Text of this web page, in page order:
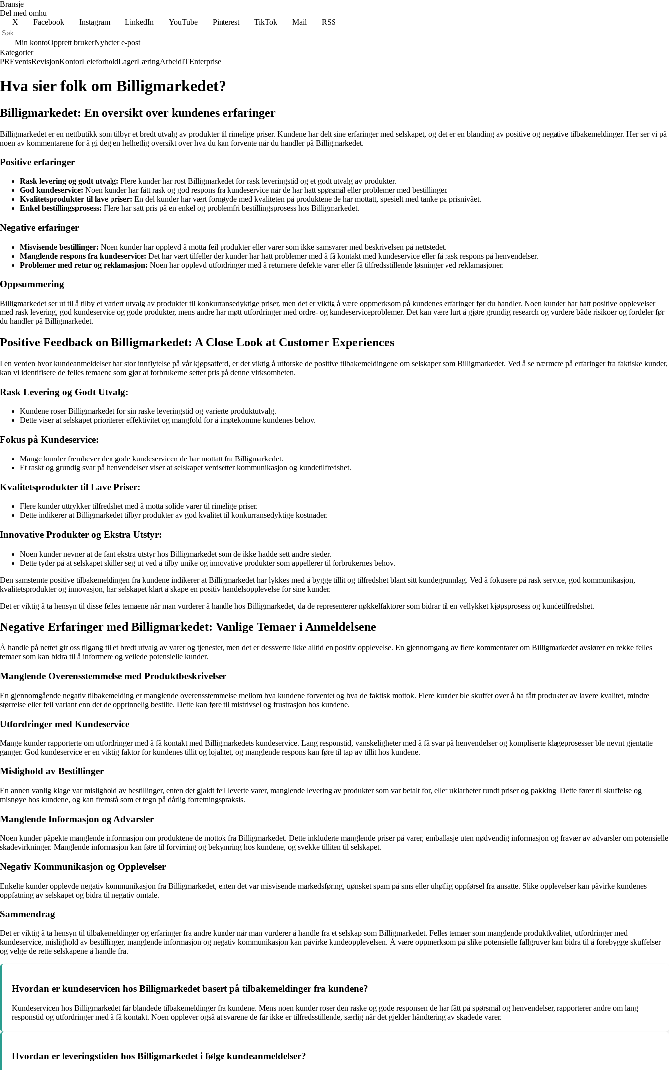
Bransje
Del med omhu
X
Facebook Instagram LinkedIn YouTube Pinterest TikTok Mail RSS
Min kontoOpprett brukerNyheter e-post
Kategorier
PREventsRevisjonKontorLeieforholdLagerLæringArbeidITEnterprise
Hva sier folk om Billigmarkedet?
Billigmarkedet: En oversikt over kundenes erfaringer
Billigmarkedet er en nettbutikk som tilbyr et bredt utvalg av produkter til rimelige priser. Kundene har delt sine erfaringer med selskapet, og det er en blanding av positive og negative tilbakemeldinger. Her ser vi på
noen av kommentarene for å gi deg en helhetlig oversikt over hva du kan forvente når du handler på Billigmarkedet.
Positive erfaringer
Rask levering og godt utvalg: Flere kunder har rost Billigmarkedet for rask leveringstid og et godt utvalg av produkter.
God kundeservice: Noen kunder har fått rask og god respons fra kundeservice når de har hatt spørsmål eller problemer med bestillinger.
Kvalitetsprodukter til lave priser: En del kunder har vært fornøyde med kvaliteten på produktene de har mottatt, spesielt med tanke på prisnivået.
Enkel bestillingsprosess: Flere har satt pris på en enkel og problemfri bestillingsprosess hos Billigmarkedet.
Negative erfaringer
Misvisende bestillinger: Noen kunder har opplevd å motta feil produkter eller varer som ikke samsvarer med beskrivelsen på nettstedet.
Manglende respons fra kundeservice: Det har vært tilfeller der kunder har hatt problemer med å få kontakt med kundeservice eller få rask respons på henvendelser.
Problemer med retur og reklamasjon: Noen har opplevd utfordringer med å returnere defekte varer eller få tilfredsstillende løsninger ved reklamasjoner.
Oppsummering
Billigmarkedet ser ut til å tilby et variert utvalg av produkter til konkurransedyktige priser, men det er viktig å være oppmerksom på kundenes erfaringer før du handler. Noen kunder har hatt positive opplevelser
med rask levering, god kundeservice og gode produkter, mens andre har møtt utfordringer med ordre- og kundeserviceproblemer. Det kan være lurt å gjøre grundig research og vurdere både risikoer og fordeler før
du handler på Billigmarkedet.
Positive Feedback on Billigmarkedet: A Close Look at Customer Experiences
I en verden hvor kundeanmeldelser har stor innflytelse på vår kjøpsatferd, er det viktig å utforske de positive tilbakemeldingene om selskaper som Billigmarkedet. Ved å se nærmere på erfaringer fra faktiske kunder,
kan vi identifisere de felles temaene som gjør at forbrukerne setter pris på denne virksomheten.
Rask Levering og Godt Utvalg:
Kundene roser Billigmarkedet for sin raske leveringstid og varierte produktutvalg.
Dette viser at selskapet prioriterer effektivitet og mangfold for å imøtekomme kundenes behov.
Fokus på Kundeservice:
Mange kunder fremhever den gode kundeservicen de har mottatt fra Billigmarkedet.
Et raskt og grundig svar på henvendelser viser at selskapet verdsetter kommunikasjon og kundetilfredshet.
Kvalitetsprodukter til Lave Priser:
Flere kunder uttrykker tilfredshet med å motta solide varer til rimelige priser.
Dette indikerer at Billigmarkedet tilbyr produkter av god kvalitet til konkurransedyktige kostnader.
Innovative Produkter og Ekstra Utstyr:
Noen kunder nevner at de fant ekstra utstyr hos Billigmarkedet som de ikke hadde sett andre steder.
Dette tyder på at selskapet skiller seg ut ved å tilby unike og innovative produkter som appellerer til forbrukernes behov.
Den samstemte positive tilbakemeldingen fra kundene indikerer at Billigmarkedet har lykkes med å bygge tillit og tilfredshet blant sitt kundegrunnlag. Ved å fokusere på rask service, god kommunikasjon,
kvalitetsprodukter og innovasjon, har selskapet klart å skape en positiv handelsopplevelse for sine kunder.
Det er viktig å ta hensyn til disse felles temaene når man vurderer å handle hos Billigmarkedet, da de representerer nøkkelfaktorer som bidrar til en vellykket kjøpsprosess og kundetilfredshet.
Negative Erfaringer med Billigmarkedet: Vanlige Temaer i Anmeldelsene
Å handle på nettet gir oss tilgang til et bredt utvalg av varer og tjenester, men det er dessverre ikke alltid en positiv opplevelse. En gjennomgang av flere kommentarer om Billigmarkedet avslører en rekke felles
temaer som kan bidra til å informere og veilede potensielle kunder.
Manglende Overensstemmelse med Produktbeskrivelser
En gjennomgående negativ tilbakemelding er manglende overensstemmelse mellom hva kundene forventet og hva de faktisk mottok. Flere kunder ble skuffet over å ha fått produkter av lavere kvalitet, mindre
størrelse eller feil variant enn det de opprinnelig bestilte. Dette kan føre til mistrivsel og frustrasjon hos kundene.
Utfordringer med Kundeservice
Mange kunder rapporterte om utfordringer med å få kontakt med Billigmarkedets kundeservice. Lang responstid, vanskeligheter med å få svar på henvendelser og kompliserte klageprosesser ble nevnt gjentatte
ganger. God kundeservice er en viktig faktor for kundenes tillit og lojalitet, og manglende respons kan føre til tap av tillit hos kundene.
Mislighold av Bestillinger
En annen vanlig klage var mislighold av bestillinger, enten det gjaldt feil leverte varer, manglende levering av produkter som var betalt for, eller uklarheter rundt priser og pakking. Dette fører til skuffelse og
misnøye hos kundene, og kan fremstå som et tegn på dårlig forretningspraksis.
Manglende Informasjon og Advarsler
Noen kunder påpekte manglende informasjon om produktene de mottok fra Billigmarkedet. Dette inkluderte manglende priser på varer, emballasje uten nødvendig informasjon og fravær av advarsler om potensielle
skadevirkninger. Manglende informasjon kan føre til forvirring og bekymring hos kundene, og svekke tilliten til selskapet.
Negativ Kommunikasjon og Opplevelser
Enkelte kunder opplevde negativ kommunikasjon fra Billigmarkedet, enten det var misvisende markedsføring, uønsket spam på sms eller uhøflig oppførsel fra ansatte. Slike opplevelser kan påvirke kundenes
oppfatning av selskapet og bidra til negativ omtale.
Sammendrag
Det er viktig å ta hensyn til tilbakemeldinger og erfaringer fra andre kunder når man vurderer å handle fra et selskap som Billigmarkedet. Felles temaer som manglende produktkvalitet, utfordringer med
kundeservice, mislighold av bestillinger, manglende informasjon og negativ kommunikasjon kan påvirke kundeopplevelsen. Å være oppmerksom på slike potensielle fallgruver kan bidra til å forebygge skuffelser
og velge de rette selskapene å handle fra.
Hvordan er kundeservicen hos Billigmarkedet basert på tilbakemeldinger fra kundene?
Kundeservicen hos Billigmarkedet får blandede tilbakemeldinger fra kundene. Mens noen kunder roser den raske og gode responsen de har fått på spørsmål og henvendelser, rapporterer andre om lang
responstid og utfordringer med å få kontakt. Noen opplever også at svarene de får ikke er tilfredsstillende, særlig når det gjelder håndtering av skadede varer.
Hvordan er leveringstiden hos Billigmarkedet i følge kundeanmeldelser?